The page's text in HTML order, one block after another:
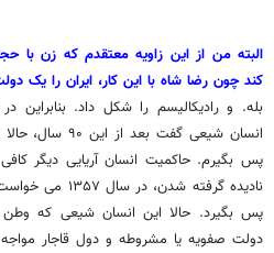
البته من از این زاویه معتقدم که زن با
کند چون رضا شاه با این کار، ایران را یک
انسان شیعی گفت
پس بگیرم. حاکمیت انسان آریایی دیگر
نادیده گرفته
پس بگیرد. حالا این انسان شیعی که وطن
دولت صفویه یا مشروطه و دول قاجار